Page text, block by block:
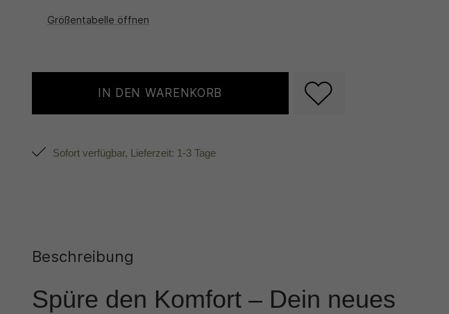
Größentabelle öffnen
IN DEN WARENKORB
Sofort verfügbar, Lieferzeit: 1-3 Tage
Beschreibung
Spüre den Komfort – Dein neues